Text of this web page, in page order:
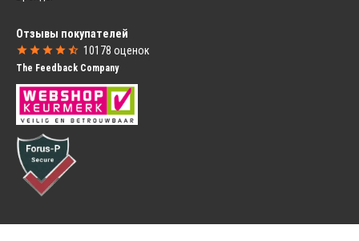
Велосипедных Сидений
Переднее Велосипедное Сиденье
Заднее Велосипедное Сиденье
Ветровое Стекло для Сиденья
Велосипедные Корзины
Велосипедная Корзина
Велосипедный Ящики
Отзывы покупателей
10178 оценок
The Feedback Company